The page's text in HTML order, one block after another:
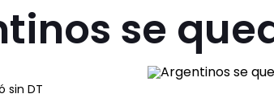
se
sin DT